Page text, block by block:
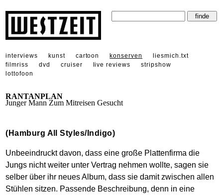
interviews kunst cartoon konserven
liesmich.txt
filmriss
dvd cruiser live reviews
stripshow
lottofoon
RANTANPLAN
Junger Mann Zum Mitreisen Gesucht
(Hamburg All Styles/Indigo)
Unbeeindruckt davon, dass eine große Plattenfirma die
Jungs nicht weiter unter Vertrag nehmen wollte, sagen sie
selber über ihr neues Album, dass sie damit zwischen allen
Stühlen sitzen. Passende Beschreibung, denn in eine